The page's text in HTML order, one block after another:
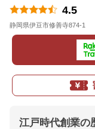
4.5
静岡県伊豆市修善寺874-1
江戸時代創業の